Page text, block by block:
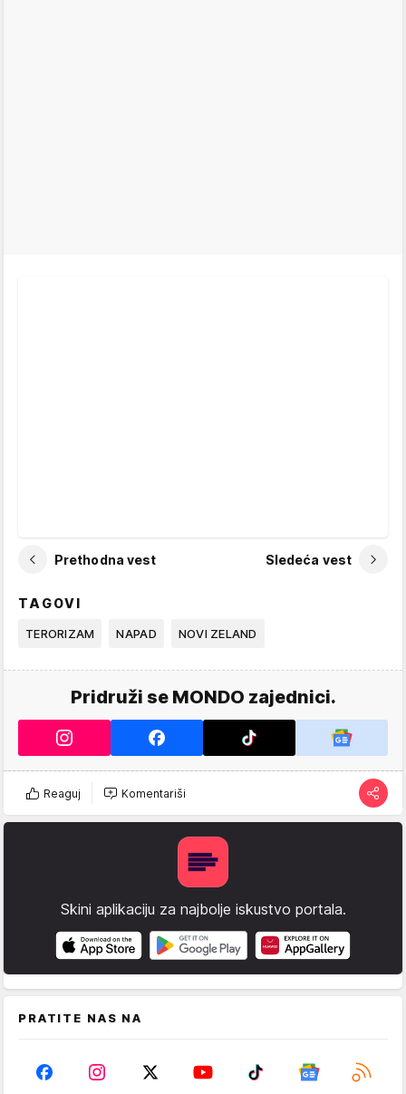
Prethodna vest Sledeća vest
TAGOVI
TERORIZAM NAPAD NOVI ZELAND
Pridruži se MONDO zajednici.
Reaguj Komentariši
Skini aplikaciju za najbolje iskustvo portala.
PRATITE NAS NA